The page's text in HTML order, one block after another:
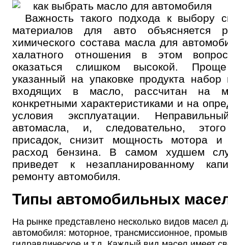
Важность такого подхода к выбору
материалов для авто объясняется
химического состава масла для
халатного отношения в этом
оказаться слишком высокой.
указанный на упаковке продукта набор
входящих в масло, рассчитан на
конкретными характеристиками и на
условия эксплуатации.
автомасла, и, следовательно,
присадок, снизит мощность мотора и
расход бензина. В самом худшем
приведет к незапланированному
ремонту автомобиля.
Типы автомобильных
На рынке представлено несколько видов масел
автомобиля: моторное, трансмиссионное,